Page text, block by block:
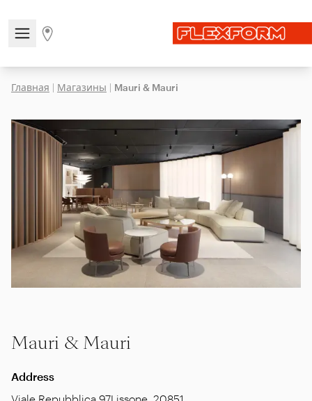
Open/close the navigation menu
Go to stores page
Главная | Магазины | Mauri & Mauri
Mauri & Mauri
Address